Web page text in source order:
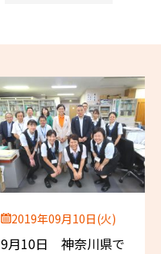
2019年09月10日(火)
9月10日 神奈川県で